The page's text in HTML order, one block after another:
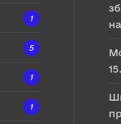
1
5
1
1